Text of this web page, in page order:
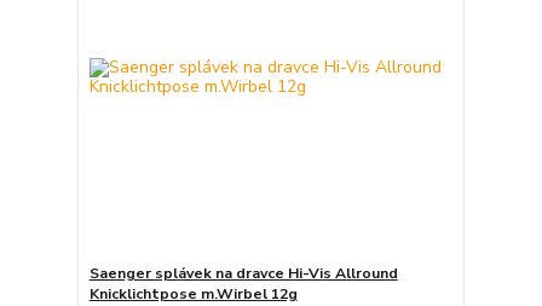
Saenger splávek na dravce Hi-Vis Allround
Knicklichtpose m.Wirbel 12g